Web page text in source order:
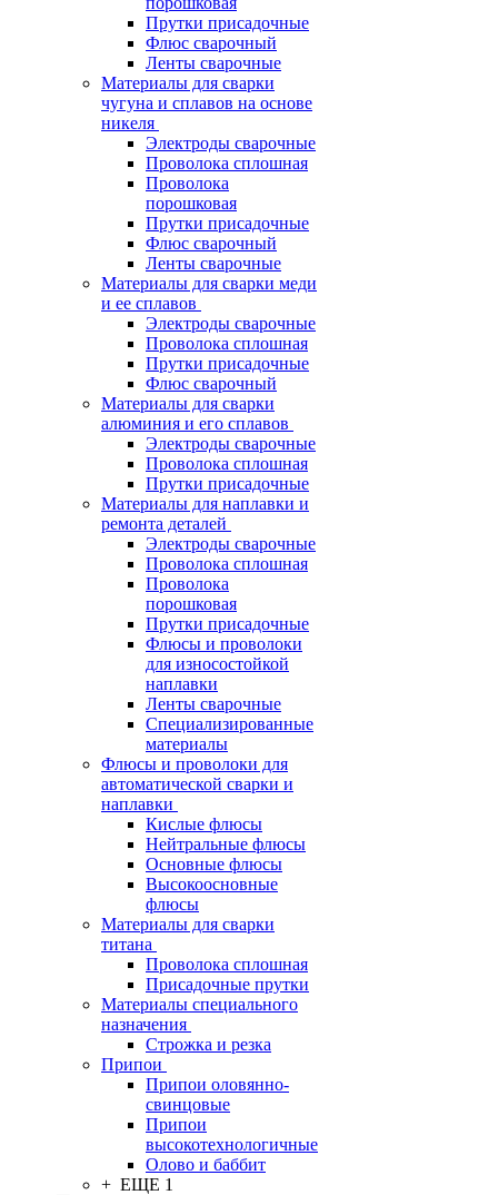
Прутки присадочные
Флюс сварочный
Ленты сварочные
Материалы для сварки
чугуна и сплавов на основе
никеля
Электроды сварочные
Проволока сплошная
Проволока
порошковая
Прутки присадочные
Флюс сварочный
Ленты сварочные
Материалы для сварки меди
и ее сплавов
Электроды сварочные
Проволока сплошная
Прутки присадочные
Флюс сварочный
Материалы для сварки
алюминия и его сплавов
Электроды сварочные
Проволока сплошная
Прутки присадочные
Материалы для наплавки и
ремонта деталей
Электроды сварочные
Проволока сплошная
Проволока
порошковая
Прутки присадочные
Флюсы и проволоки
для износостойкой
наплавки
Ленты сварочные
Специализированные
материалы
Флюсы и проволоки для
автоматической сварки и
наплавки
Кислые флюсы
Нейтральные флюсы
Основные флюсы
Высокоосновные
флюсы
Материалы для сварки
титана
Проволока сплошная
Присадочные прутки
Материалы специального
назначения
Строжка и резка
Припои
Припои оловянно-
свинцовые
Припои
высокотехнологичные
Олово и баббит
+ ЕЩЕ 1